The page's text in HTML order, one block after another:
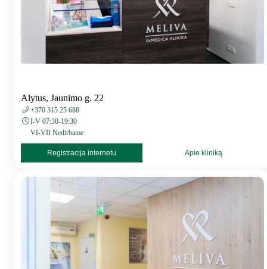
Alytus, Jaunimo g. 22
+370 315 25 688
I-V 07:30-19:30
VI-VII Nedirbame
Registracija internetu Apie kliniką